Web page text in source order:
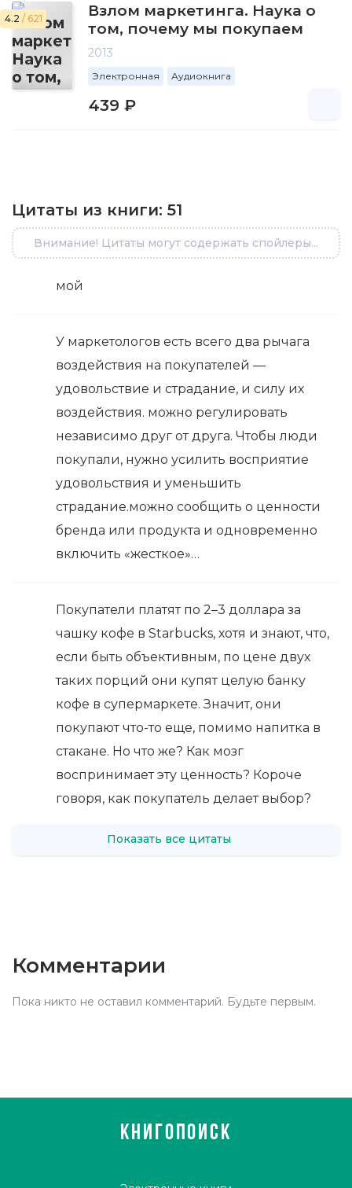
4.2 / 621
Взлом маркетинга. Наука о
том, почему мы покупаем
2013
Электронная Аудиокнига
439 ₽
Цитаты из книги: 51
Внимание! Цитаты могут содержать спойлеры...
мой
У маркетологов есть всего два рычага
воздействия на покупателей —
удовольствие и страдание, и силу их
воздействия. можно регулировать
независимо друг от друга. Чтобы люди
покупали, нужно усилить восприятие
удовольствия и уменьшить
страдание.можно сообщить о ценности
бренда или продукта и одновременно
включить «жесткое»…
Покупатели платят по 2–3 доллара за
чашку кофе в Starbucks, хотя и знают, что,
если быть объективным, по цене двух
таких порций они купят целую банку
кофе в супермаркете. Значит, они
покупают что-то еще, помимо напитка в
стакане. Но что же? Как мозг
воспринимает эту ценность? Короче
говоря, как покупатель делает выбор?
Показать все цитаты
Комментарии
Пока никто не оставил комментарий. Будьте первым.
КНИГОПОИСК